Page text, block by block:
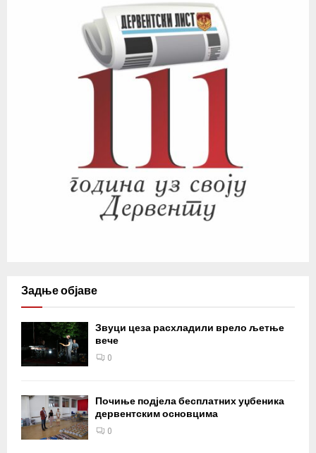
Задње објаве
Звуци цеза расхладили врело љетње
вече
0
Почиње подјела бесплатних уџбеника
дервентским основцима
0